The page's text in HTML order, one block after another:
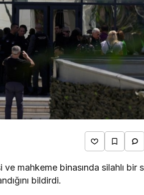
mahkeme binasında silahlı bir
bildirdi.